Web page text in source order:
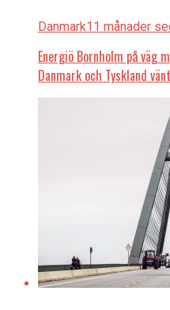
Danmark11 månader
Energiö Bornholm på
Danmark och Tyskland